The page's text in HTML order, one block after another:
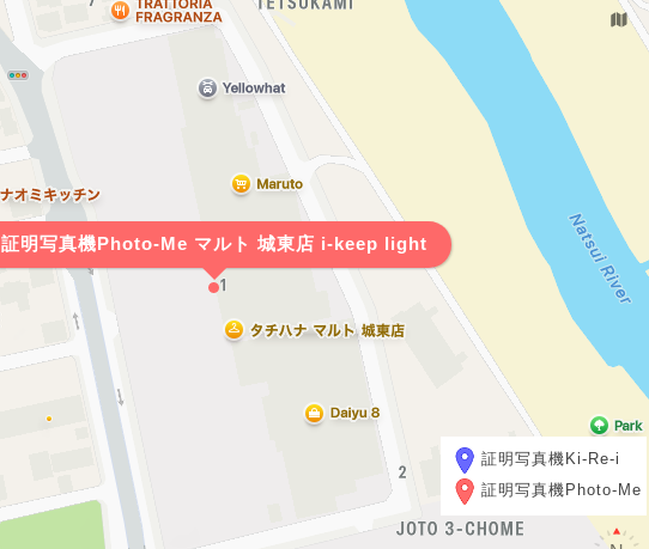
証明写真機Photo-Me マルト 城東店 i-keep light
証明写真機Ki-Re-i
証明写真機Photo-Me